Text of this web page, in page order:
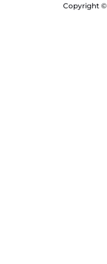
Copyright